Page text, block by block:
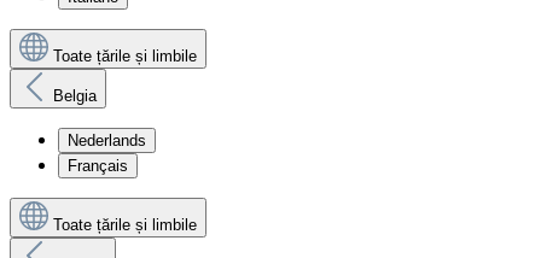
Toate țările și limbile
Belgia
Nederlands
Français
Toate țările și limbile